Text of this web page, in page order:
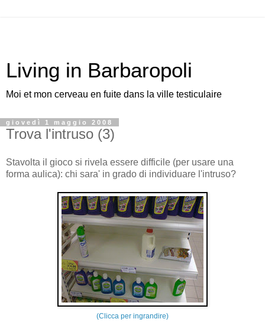
Living in Barbaropoli
Moi et mon cerveau en fuite dans la ville testiculaire
giovedì 1 maggio 2008
Trova l'intruso (3)
Stavolta il gioco si rivela essere difficile (per usare una
forma aulica): chi sara' in grado di individuare l'intruso?
(Clicca per ingrandire)